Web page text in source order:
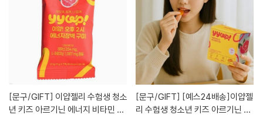
[문구/GIFT]
년 키즈 아르기닌 에너지 비타민 영
[문구/GIFT]
리 수험생 청소년 키즈 아르기닌 에